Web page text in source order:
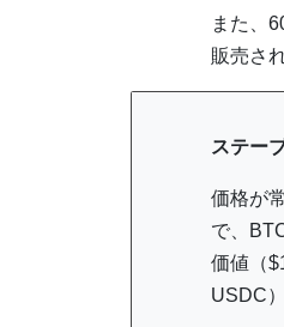
また、
販売さ
ステー
価格が
で、
価値（
USDC